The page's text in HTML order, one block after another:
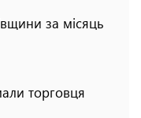
за місяць
торговця